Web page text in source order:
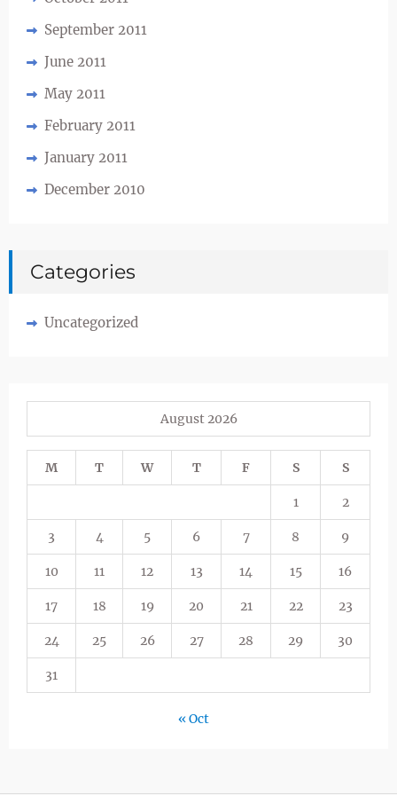
September 2011
June 2011
May 2011
February 2011
January 2011
December 2010
Categories
Uncategorized
August 2026
M T W T F S S
1 2
3 4 5 6 7 8 9
10 11 12 13 14 15 16
17 18 19 20 21 22 23
24 25 26 27 28 29 30
31
« Oct